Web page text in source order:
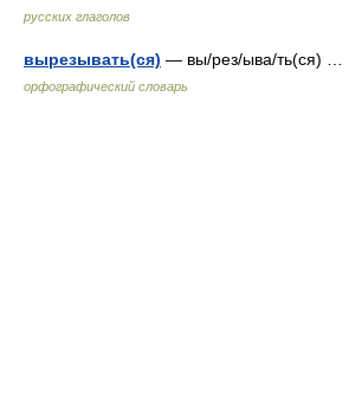
русских глаголов
вырезывать(ся) — вы/рез/ыва/ть(ся) …
орфографический словарь